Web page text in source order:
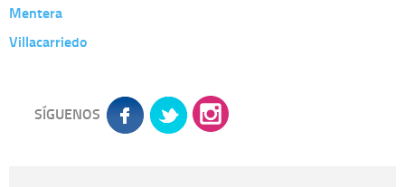
Mentera
Villacarriedo
SÍGUENOS